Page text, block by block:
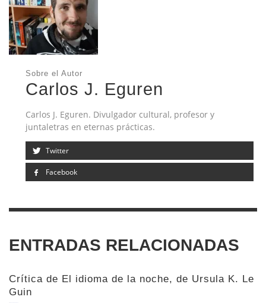
Sobre el Autor
Carlos J. Eguren
Carlos J. Eguren. Divulgador cultural, profesor y
juntaletras en eternas prácticas.
Twitter
Facebook
ENTRADAS RELACIONADAS
Crítica de El idioma de la noche, de Ursula K. Le
Guin